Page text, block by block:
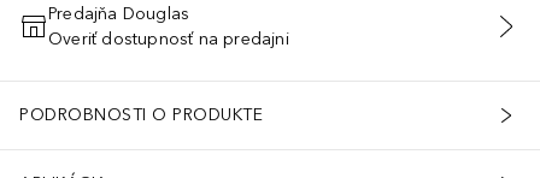
PRIDAŤ DO KOŠÍKA
Predajňa Douglas
Overiť dostupnosť na predajni
PODROBNOSTI O PRODUKTE